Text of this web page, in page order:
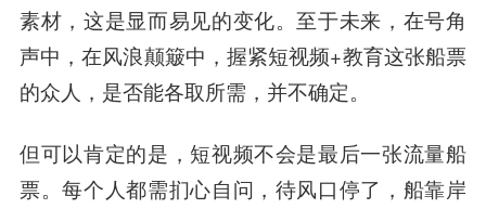
素材，这是显而易见的变化。至于未来，在号角
声中，在风浪颠簸中，握紧短视频+教育这张船票
的众人，是否能各取所需，并不确定。
但可以肯定的是，短视频不会是最后一张流量船
票。每个人都需扪心自问，待风口停了，船靠岸